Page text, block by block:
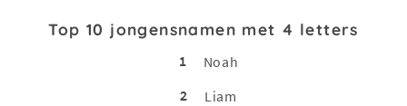
Top 10 jongensnamen met 4 letters
1
Noah
2
Liam